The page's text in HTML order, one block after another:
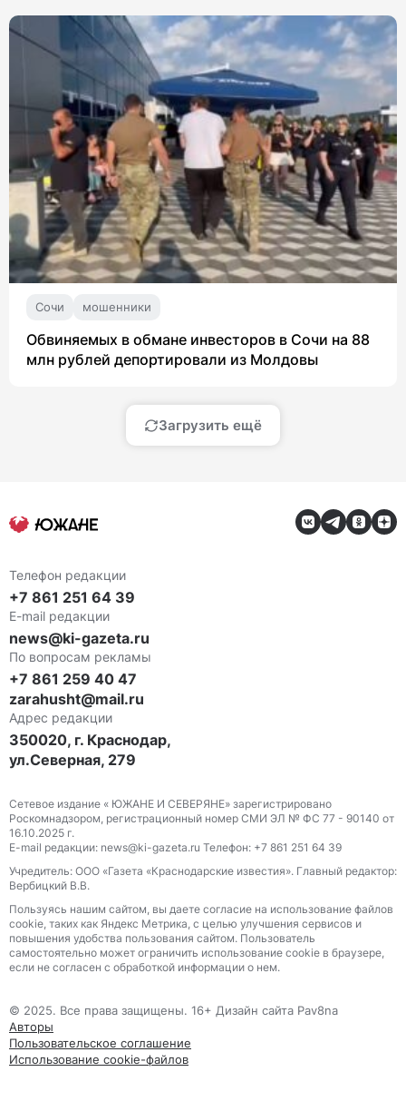
Сочи мошенники
Обвиняемых в обмане инвесторов в Сочи на 88
млн рублей депортировали из Молдовы
Загрузить ещё
Телефон редакции
+7 861 251 64 39
E-mail редакции
news@ki-gazeta.ru
По вопросам рекламы
+7 861 259 40 47
zarahusht@mail.ru
Адрес редакции
350020, г. Краснодар,
ул.Северная, 279
Сетевое издание « ЮЖАНЕ И СЕВЕРЯНЕ» зарегистрировано
Роскомнадзором, регистрационный номер СМИ ЭЛ № ФС 77 - 90140 от
16.10.2025 г.
E-mail редакции: news@ki-gazeta.ru Телефон: +7 861 251 64 39
Учредитель: ООО «Газета «Краснодарские известия». Главный редактор:
Вербицкий В.В.
Пользуясь нашим сайтом, вы даете согласие на использование файлов
сооkіе, таких как Яндекс Метрика, с целью улучшения сервисов и
повышения удобства пользования сайтом. Пользователь
самостоятельно может ограничить использование сооkіе в браузере,
если не согласен с обработкой информации о нем.
© 2025. Все права защищены. 16+ Дизайн сайта Pav8na
Авторы
Пользовательское соглашение
Использование cookie-файлов